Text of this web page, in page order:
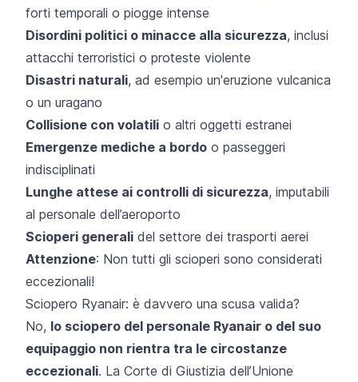
forti temporali o piogge intense
Disordini politici o minacce alla sicurezza, inclusi
attacchi terroristici o proteste violente
Disastri naturali, ad esempio un'eruzione vulcanica
o un uragano
Collisione con volatili o altri oggetti estranei
Emergenze mediche a bordo o passeggeri
indisciplinati
Lunghe attese ai controlli di sicurezza, imputabili
al personale dell’aeroporto
Scioperi generali del settore dei trasporti aerei
Attenzione: Non tutti gli scioperi sono considerati
eccezionali!
Sciopero Ryanair: è davvero una scusa valida?
No, lo sciopero del personale Ryanair o del suo
equipaggio non rientra tra le circostanze
eccezionali. La Corte di Giustizia dell’Unione